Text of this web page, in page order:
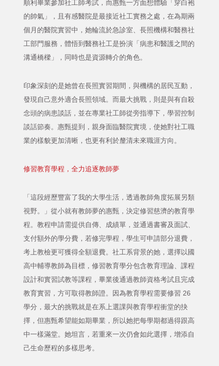
順利畢業參加社工師考試，而惠甄一方面想體驗「穿白袍
的帥氣」，且有感醫院是最接近社工實務之處，在為期兩
個月的醫院實習中，她輪流於急診室、長照機構和醫務社
工部門服務，體悟到醫務社工是扮演「病患和醫護之間的
溝通橋樑」，同時也是資源轉介的角色。
印象深刻的是她曾在長照實習期間，與機構的居民互動，
發現自己意外適合長照領域。而最大挑戰，則是與有自殺
念頭的病患談話，並在專業社工師從旁指導下，學習控制
談話節奏。惠甄提到，親身面臨醫院實境，使她對社工職
業的樣貌更加清晰，也更有利於釐清未來職涯方向。
修習教育學程，全力追逐教師夢
「這段經歷豐富了我的大學生活，透過教師角度拓展另類
視野。」從小就有教師夢的惠甄，決定修習慈濟的教育學
程。教程申請需提供自傳、成績單，並通過書審及面試、
支付額外的學分費，若修完學程，學生可申請部分退費，
考上教檢更可獲得全額退費。社工系背景的她，選擇以國
高中輔導教師為目標，修習教育學分包含教育理論、課程
設計和實習試教等課程，畢業後通過教師資格考試且完成
教育實習，方可取得教師證。因為教育學程需要修習 26
學分，最大的挑戰就是在系上選課與教育學程衝堂的抉
擇，但惠甄希望能如期畢業，所以她把每學期都過得跟高
中一樣滿堂。她坦言，若重來一次仍會如此選擇，增添自
己生命歷程的多樣思考。